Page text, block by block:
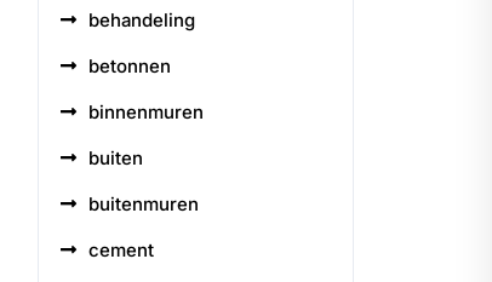
behandeling
betonnen
binnenmuren
buiten
buitenmuren
cement